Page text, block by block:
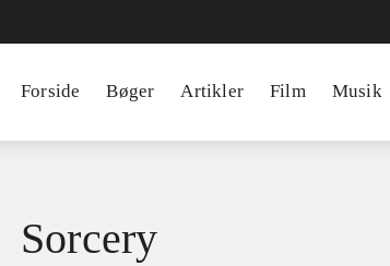
Forside Bøger Artikler Film Musik
Sorcery